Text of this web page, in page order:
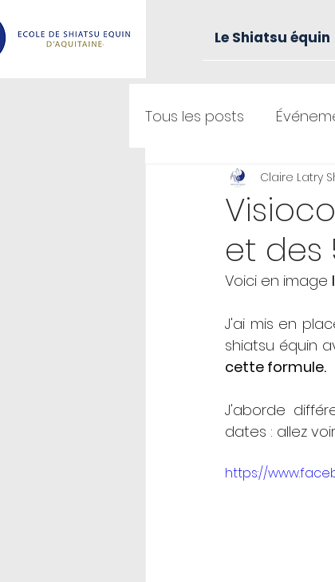
Le Shiatsu équin
Tous les posts
Formation
et des
Claire Latry
Voici en image
J'ai mis en
shiatsu équin
cette formule.
J'aborde
dates : allez
https://